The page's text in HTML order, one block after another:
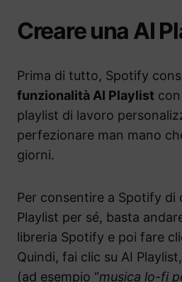
Creare una AI
Prima di tutto, Spotify
funzionalità AI Playlist
playlist di lavoro
perfezionare man mano
giorni.
Per consentire a Spotify di
Playlist per sé, basta
libreria Spotify e poi fare
Quindi, fai clic su AI
(ad esempio “musica lo-fi